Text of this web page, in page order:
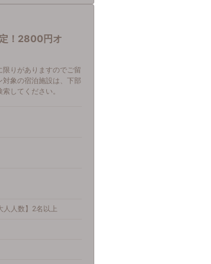
！2800円オ
りがありますのでご留
象の宿泊施設は、下部
してください。
人人数】2名以上